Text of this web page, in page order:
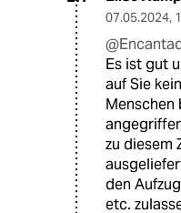
07.05.2024,
Es ist gut
auf Sie
Menschen
zu diesem
den
etc.